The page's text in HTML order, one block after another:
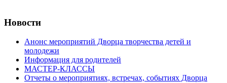
Новости
Анонс мероприятий Дворца творчества детей и
молодежи
Информация для родителей
МАСТЕР-КЛАССЫ
Отчеты о мероприятиях, встречах, событиях Дворца